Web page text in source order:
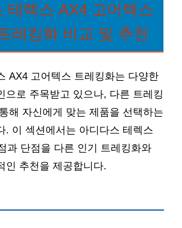
테렉스 AX4 고어텍스
레킹화 비교 및 추천
AX4 고어텍스 트레킹화는 다양한
으로 주목받고 있으나, 다른 트레킹
해 자신에게 맞는 제품을 선택하는
. 이 섹션에서는 아디다스 테렉스
과 단점을 다른 인기 트레킹화와
인 추천을 제공합니다.